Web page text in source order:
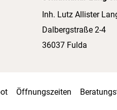
Inh. Lutz Allister
Dalbergstraße 2-4
36037 Fulda
Öffnungszeiten